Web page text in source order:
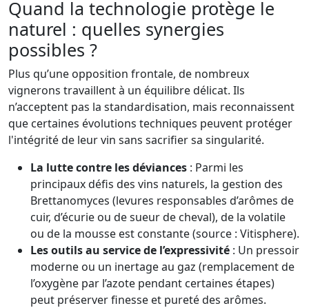
Quand la technologie protège le
naturel : quelles synergies
possibles ?
Plus qu’une opposition frontale, de nombreux
vignerons travaillent à un équilibre délicat. Ils
n’acceptent pas la standardisation, mais reconnaissent
que certaines évolutions techniques peuvent protéger
l'intégrité de leur vin sans sacrifier sa singularité.
La lutte contre les déviances : Parmi les
principaux défis des vins naturels, la gestion des
Brettanomyces (levures responsables d’arômes de
cuir, d’écurie ou de sueur de cheval), de la volatile
ou de la mousse est constante (source : Vitisphere).
Les outils au service de l’expressivité : Un pressoir
moderne ou un inertage au gaz (remplacement de
l’oxygène par l’azote pendant certaines étapes)
peut préserver finesse et pureté des arômes.